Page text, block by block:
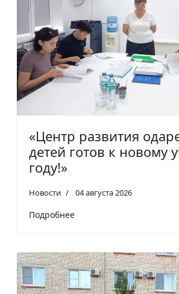
«Центр развития
детей готов к новому
году!»
Новости 04 августа 2026
Подробнее